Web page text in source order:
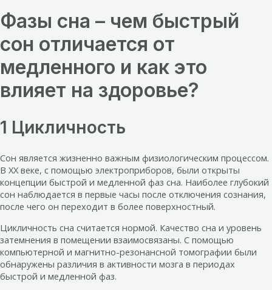
Фазы сна – чем быстрый
сон отличается от
медленного и как это
влияет на здоровье?
1 Цикличность
Сон является жизненно важным физиологическим процессом.
В XX веке, с помощью электроприборов, были открыты
концепции быстрой и медленной фаз сна. Наиболее глубокий
сон наблюдается в первые часы после отключения сознания,
после чего он переходит в более поверхностный.
Цикличность сна считается нормой. Качество сна и уровень
затемнения в помещении взаимосвязаны. С помощью
компьютерной и магнитно-резонансной томографии были
обнаружены различия в активности мозга в периодах
быстрой и медленной фаз.